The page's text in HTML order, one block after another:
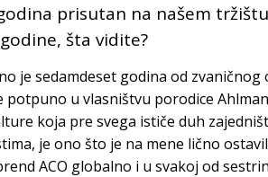
prisutan na našem
šta vidite?
je sedamdeset godina od
potpuno u vlasništvu porodice
koja pre svega ističe duh
je ono što je na mene lično
ACO globalno i u svakoj od